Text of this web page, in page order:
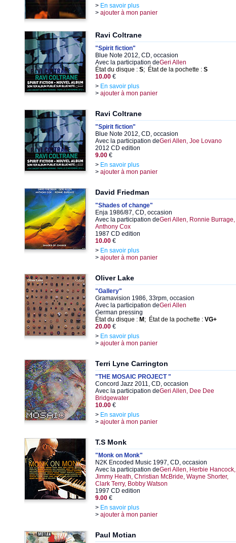
> En savoir plus
> ajouter à mon panier
Ravi Coltrane
"Spirit fiction"
Blue Note 2012, CD, occasion
Avec la participation deGeri Allen
État du disque : S; État de la pochette : S
10.00 €
> En savoir plus
> ajouter à mon panier
Ravi Coltrane
"Spirit fiction"
Blue Note 2012, CD, occasion
Avec la participation deGeri Allen, Joe Lovano
2012 CD edition
9.00 €
> En savoir plus
> ajouter à mon panier
David Friedman
"Shades of change"
Enja 1986/87, CD, occasion
Avec la participation deGeri Allen, Ronnie Burrage,
Anthony Cox
1987 CD edition
10.00 €
> En savoir plus
> ajouter à mon panier
Oliver Lake
"Gallery"
Gramavision 1986, 33rpm, occasion
Avec la participation deGeri Allen
German pressing
État du disque : M ; État de la pochette : VG+
20.00 €
> En savoir plus
> ajouter à mon panier
Terri Lyne Carrington
"THE MOSAIC PROJECT "
Concord Jazz 2011, CD, occasion
Avec la participation deGeri Allen, Dee Dee
Bridgewater
10.00 €
> En savoir plus
> ajouter à mon panier
T.S Monk
"Monk on Monk"
N2K Encoded Music 1997, CD, occasion
Avec la participation deGeri Allen, Herbie Hancock,
Jimmy Heath, Christian McBride, Wayne Shorter,
Clark Terry, Bobby Watson
1997 CD edition
9.00 €
> En savoir plus
> ajouter à mon panier
Paul Motian